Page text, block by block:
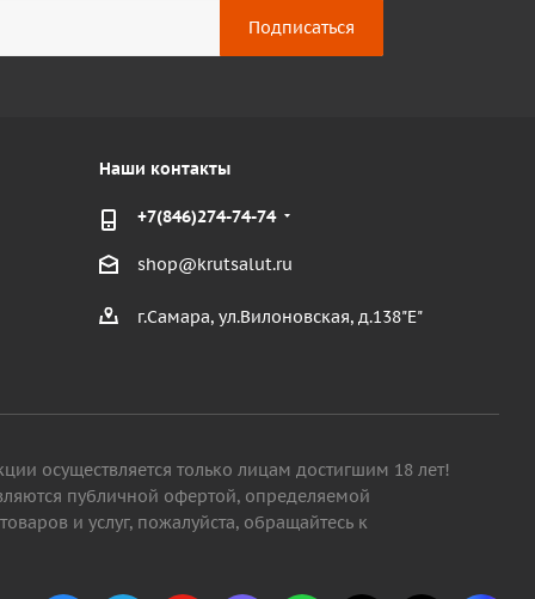
Наши контакты
+7(846)274-74-74
shop@krutsalut.ru
г.Самара, ул.Вилоновская, д.138"Е"
осуществляется только лицам достигшим 18 лет!
публичной офертой, определяемой
и услуг, пожалуйста, обращайтесь к